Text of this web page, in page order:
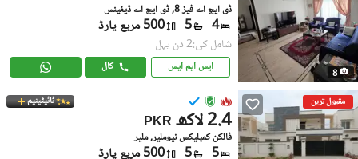
8
ڈی ایچ اے فیز 8, ڈی ایچ اے ڈیفینس
4
5 500 مربع یارڈ
شامل کی:2 دن پہل
ایس ایم ایس کال
مقبول ترین ٹائیٹینیم
PKR 2.4 لاکھ
فالکن کمپلیکس نیوملیر, ملیر
5
5 500 مربع یارڈ